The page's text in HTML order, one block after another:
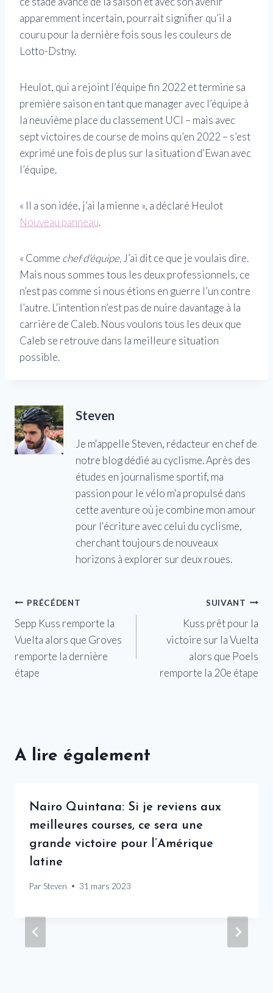
apparemment incertain, pourrait signifier qu’il a
couru pour la dernière fois sous les couleurs de
Lotto-Dstny.
Heulot, qui a rejoint l’équipe fin 2022 et termine sa
première saison en tant que manager avec l’équipe à
la neuvième place du classement UCI – mais avec
sept victoires de course de moins qu’en 2022 – s’est
exprimé une fois de plus sur la situation d’Ewan avec
l’équipe.
« Il a son idée, j’ai la mienne », a déclaré Heulot
Nouveau panneau.
« Comme chef d’équipe, J’ai dit ce que je voulais dire.
Mais nous sommes tous les deux professionnels, ce
n’est pas comme si nous étions en guerre l’un contre
l’autre. L’intention n’est pas de nuire davantage à la
carrière de Caleb. Nous voulons tous les deux que
Caleb se retrouve dans la meilleure situation
possible.
Steven
Je m'appelle Steven, rédacteur en chef de
notre blog dédié au cyclisme. Après des
études en journalisme sportif, ma
passion pour le vélo m'a propulsé dans
cette aventure où je combine mon amour
pour l'écriture avec celui du cyclisme,
cherchant toujours de nouveaux
horizons à explorer sur deux roues.
Navigation
de
l’article
PRÉCÉDENT
Sepp Kuss remporte la
Vuelta alors que Groves
remporte la dernière
étape
SUIVANT
Kuss prêt pour la
victoire sur la Vuelta
alors que Poels
remporte la 20e étape
A lire également
Nairo Quintana: Si je reviens aux
meilleures courses, ce sera une
grande victoire pour l’Amérique
latine
Par Steven 31 mars 2023